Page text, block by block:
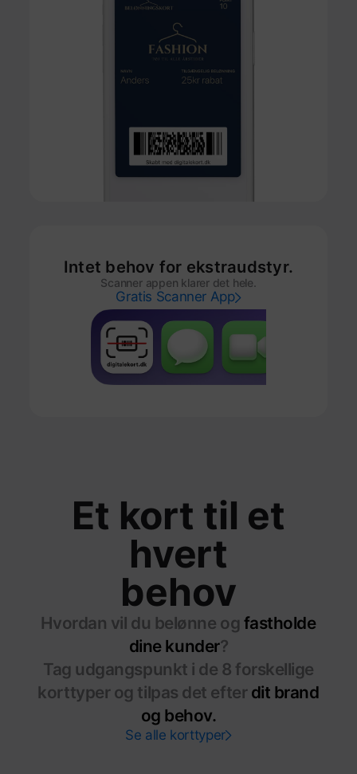
Intet behov for ekstraudstyr.
Scanner appen klarer det hele.
Gratis Scanner App
Et kort til et
hvert
behov
Hvordan vil du belønne og fastholde
dine kunder?
Tag udgangspunkt i de 8 forskellige
korttyper og tilpas det efter dit brand
og behov.
Se alle korttyper